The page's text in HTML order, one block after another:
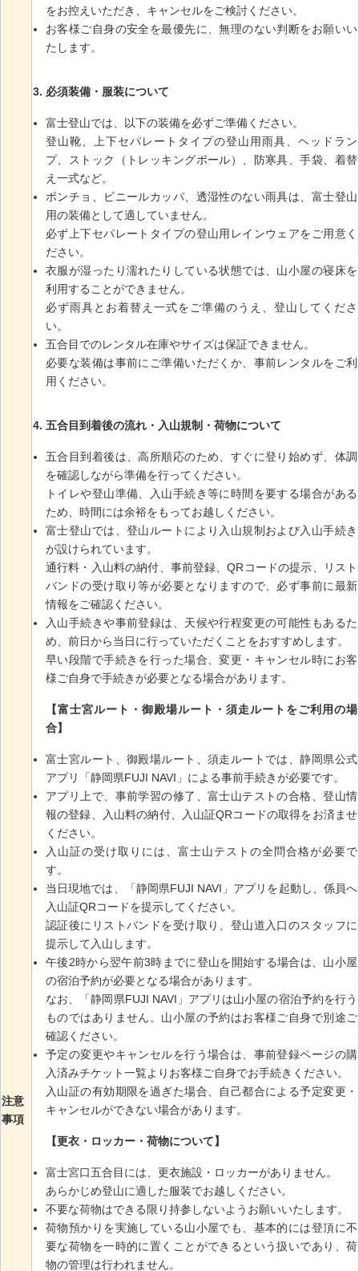
注意
事項
をお控えいただき、キャンセルをご検討ください。
お客様ご自身の安全を最優先に、無理のない判断をお願いい
たします。
必須装備・服装について
富士登山では、以下の装備を必ずご準備ください。
登山靴、上下セパレートタイプの登山用雨具、ヘッドラン
プ、ストック（トレッキングポール）、防寒具、手袋、着替
え一式など。
ポンチョ、ビニールカッパ、透湿性のない雨具は、富士登山
用の装備として適していません。
必ず上下セパレートタイプの登山用レインウェアをご用意く
ださい。
衣服が湿ったり濡れたりしている状態では、山小屋の寝床を
利用することができません。
必ず雨具とお着替え一式をご準備のうえ、登山してくださ
い。
五合目でのレンタル在庫やサイズは保証できません。
必要な装備は事前にご準備いただくか、事前レンタルをご利
用ください。
五合目到着後の流れ・入山規制・荷物について
五合目到着後は、高所順応のため、すぐに登り始めず、体調
を確認しながら準備を行ってください。
トイレや登山準備、入山手続き等に時間を要する場合がある
ため、時間には余裕をもってお越しください。
富士登山では、登山ルートにより入山規制および入山手続き
が設けられています。
通行料・入山料の納付、事前登録、QRコードの提示、リスト
バンドの受け取り等が必要となりますので、必ず事前に最新
情報をご確認ください。
入山手続きや事前登録は、天候や行程変更の可能性もあるた
め、前日から当日に行っていただくことをおすすめします。
早い段階で手続きを行った場合、変更・キャンセル時にお客
様ご自身で手続きが必要となる場合があります。
【富士宮ルート・御殿場ルート・須走ルートをご利用の場
合】
富士宮ルート、御殿場ルート、須走ルートでは、静岡県公式
アプリ「静岡県FUJI NAVI」による事前手続きが必要です。
アプリ上で、事前学習の修了、富士山テストの合格、登山情
報の登録、入山料の納付、入山証QRコードの取得をお済ませ
ください。
入山証の受け取りには、富士山テストの全問合格が必要で
す。
当日現地では、「静岡県FUJI NAVI」アプリを起動し、係員へ
入山証QRコードを提示してください。
認証後にリストバンドを受け取り、登山道入口のスタッフに
提示して入山します。
午後2時から翌午前3時までに登山を開始する場合は、山小屋
の宿泊予約が必要となる場合があります。
なお、「静岡県FUJI NAVI」アプリは山小屋の宿泊予約を行う
ものではありません。山小屋の予約はお客様ご自身で別途ご
確認ください。
予定の変更やキャンセルを行う場合は、事前登録ページの購
入済みチケット一覧よりお客様ご自身でお手続きください。
入山証の有効期限を過ぎた場合、自己都合による予定変更・
キャンセルができない場合があります。
【更衣・ロッカー・荷物について】
富士宮口五合目には、更衣施設・ロッカーがありません。
あらかじめ登山に適した服装でお越しください。
不要な荷物はできる限り持参しないようお願いいたします。
荷物預かりを実施している山小屋でも、基本的には登頂に不
要な荷物を一時的に置くことができるという扱いであり、荷
物の管理は行われません。